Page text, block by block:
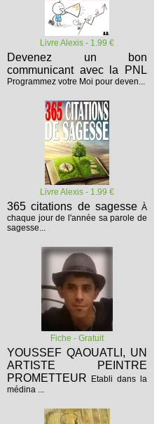
Livre Alexis - 1.99 €
Devenez un bon
communicant avec la PNL
Programmez votre Moi pour deven...
Livre Alexis - 1.99 €
365 citations de sagesse À
chaque jour de l'année sa parole de
sagesse...
Fiche - Gratuit
YOUSSEF QAOUATLI, UN
ARTISTE PEINTRE
PROMETTEUR
Etabli dans la
médina ...